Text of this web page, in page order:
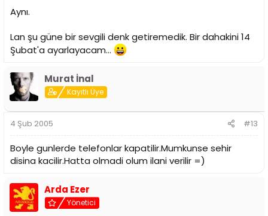
Aynı.
Lan şu güne bir sevgili denk getiremedik. Bir dahakini 14
Şubat'a ayarlayacam...
Murat İnal
Kayıtlı Üye
4 Şub 2005 #13
Boyle gunlerde telefonlar kapatilir.Mumkunse sehir
disina kacilir.Hatta olmadi olum ilani verilir =)
Arda Ezer
Yönetici